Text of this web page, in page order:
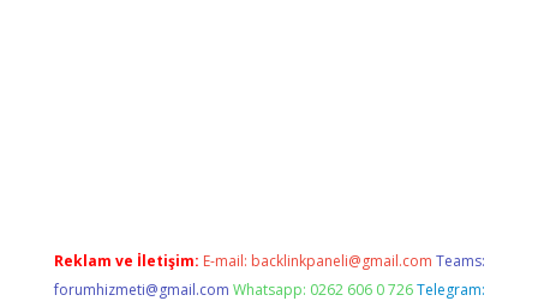
Reklam ve İletişim: E-mail: backlinkpaneli@gmail.com Teams:
forumhizmeti@gmail.com Whatsapp: 0262 606 0 726 Telegram: